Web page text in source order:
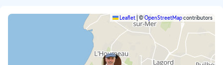
Leaflet|©OpenStreetMapcontributors